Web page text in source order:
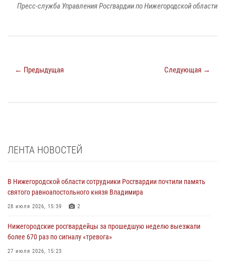
Пресс-служба Управления Росгвардии по Нижегородской области
← Предыдущая Следующая →
ЛЕНТА НОВОСТЕЙ
В Нижегородской области сотрудники Росгвардии почтили память
святого равноапостольного князя Владимира
28 июля 2026, 15:39 2
Нижегородские росгвардейцы за прошедшую неделю выезжали
более 670 раз по сигналу «тревога»
27 июля 2026, 15:23